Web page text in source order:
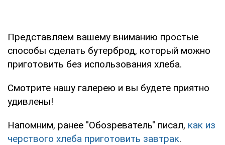
Представляем вашему вниманию простые
способы сделать бутерброд, который можно
приготовить без использования хлеба.
Смотрите нашу галерею и вы будете приятно
удивлены!
Напомним, ранее "Обозреватель" писал, как из
черствого хлеба приготовить завтрак.